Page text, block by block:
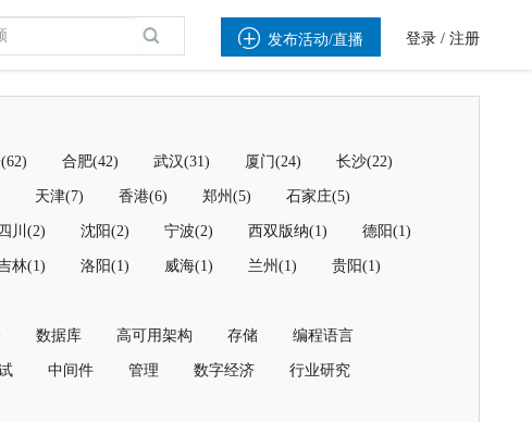
 发布活动/直播 登录 / 注册
合肥(42) 武汉(31) 厦门(24) 长沙(22)
天津(7) 香港(6) 郑州(5) 石家庄(5)
四川(2) 沈阳(2) 宁波(2) 西双版纳(1) 德阳(1)
林(1) 洛阳(1) 威海(1) 兰州(1) 贵阳(1)
数据库 高可用架构 存储 编程语言
中间件 管理 数字经济 行业研究